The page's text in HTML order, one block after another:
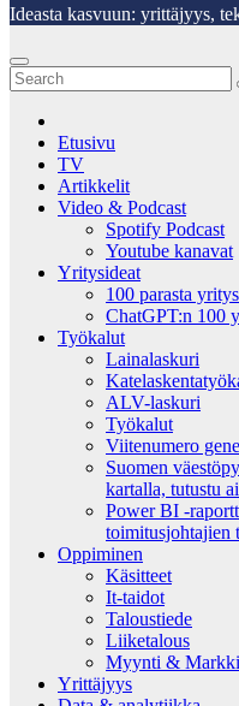
Ideasta kasvuun: yrittäjyys,
Etusivu
TV
Artikkelit
Video & Podcast
Spotify Podcast
Youtube kanavat
Yritysideat
100 parasta
ChatGPT:n 100
Työkalut
Lainalaskuri
ALV-laskuri
Työkalut
Viitenumero
Suomen
kartalla, tutustu
Power BI -
toimitusjohtajien
Oppiminen
Käsitteet
It-taidot
Taloustiede
Liiketalous
Myynti &
Yrittäjyys